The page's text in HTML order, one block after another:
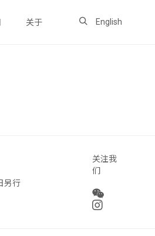
关于 English
另行
关注我
们